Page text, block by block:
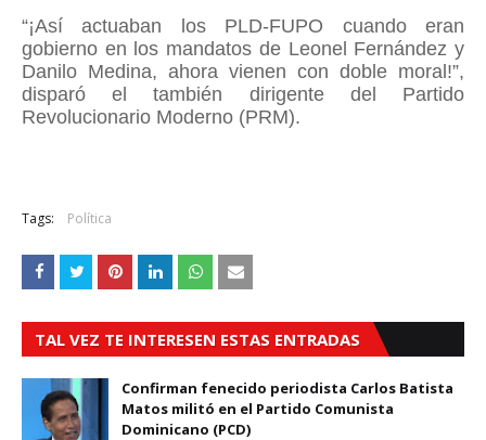
“¡Así actuaban los PLD-FUPO cuando eran
gobierno en los mandatos de Leonel Fernández y
Danilo Medina, ahora vienen con doble moral!”,
disparó el también dirigente del Partido
Revolucionario Moderno (PRM).
Tags: Política
TAL VEZ TE INTERESEN ESTAS ENTRADAS
Confirman fenecido periodista Carlos Batista
Matos militó en el Partido Comunista
Dominicano (PCD)